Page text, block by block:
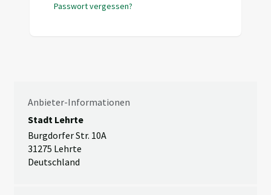
Passwort vergessen?
Anbieter-Informationen
Stadt Lehrte
Burgdorfer Str. 10A
31275 Lehrte
Deutschland